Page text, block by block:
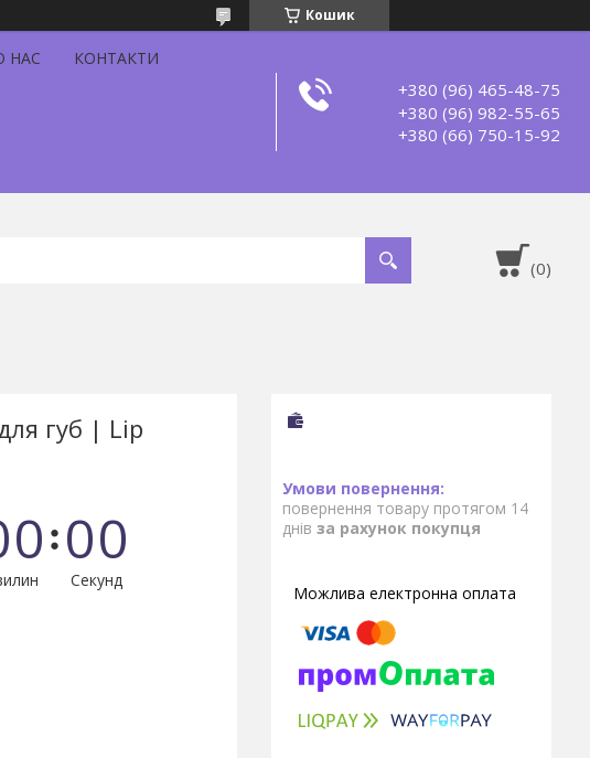
Кошик
НАС КОНТАКТИ
+380 (96) 465-48-75
+380 (96) 982-55-65
+380 (66) 750-15-92
губ | Lip
0 00
Секунд
повернення товару протягом 14
днів за рахунок покупця